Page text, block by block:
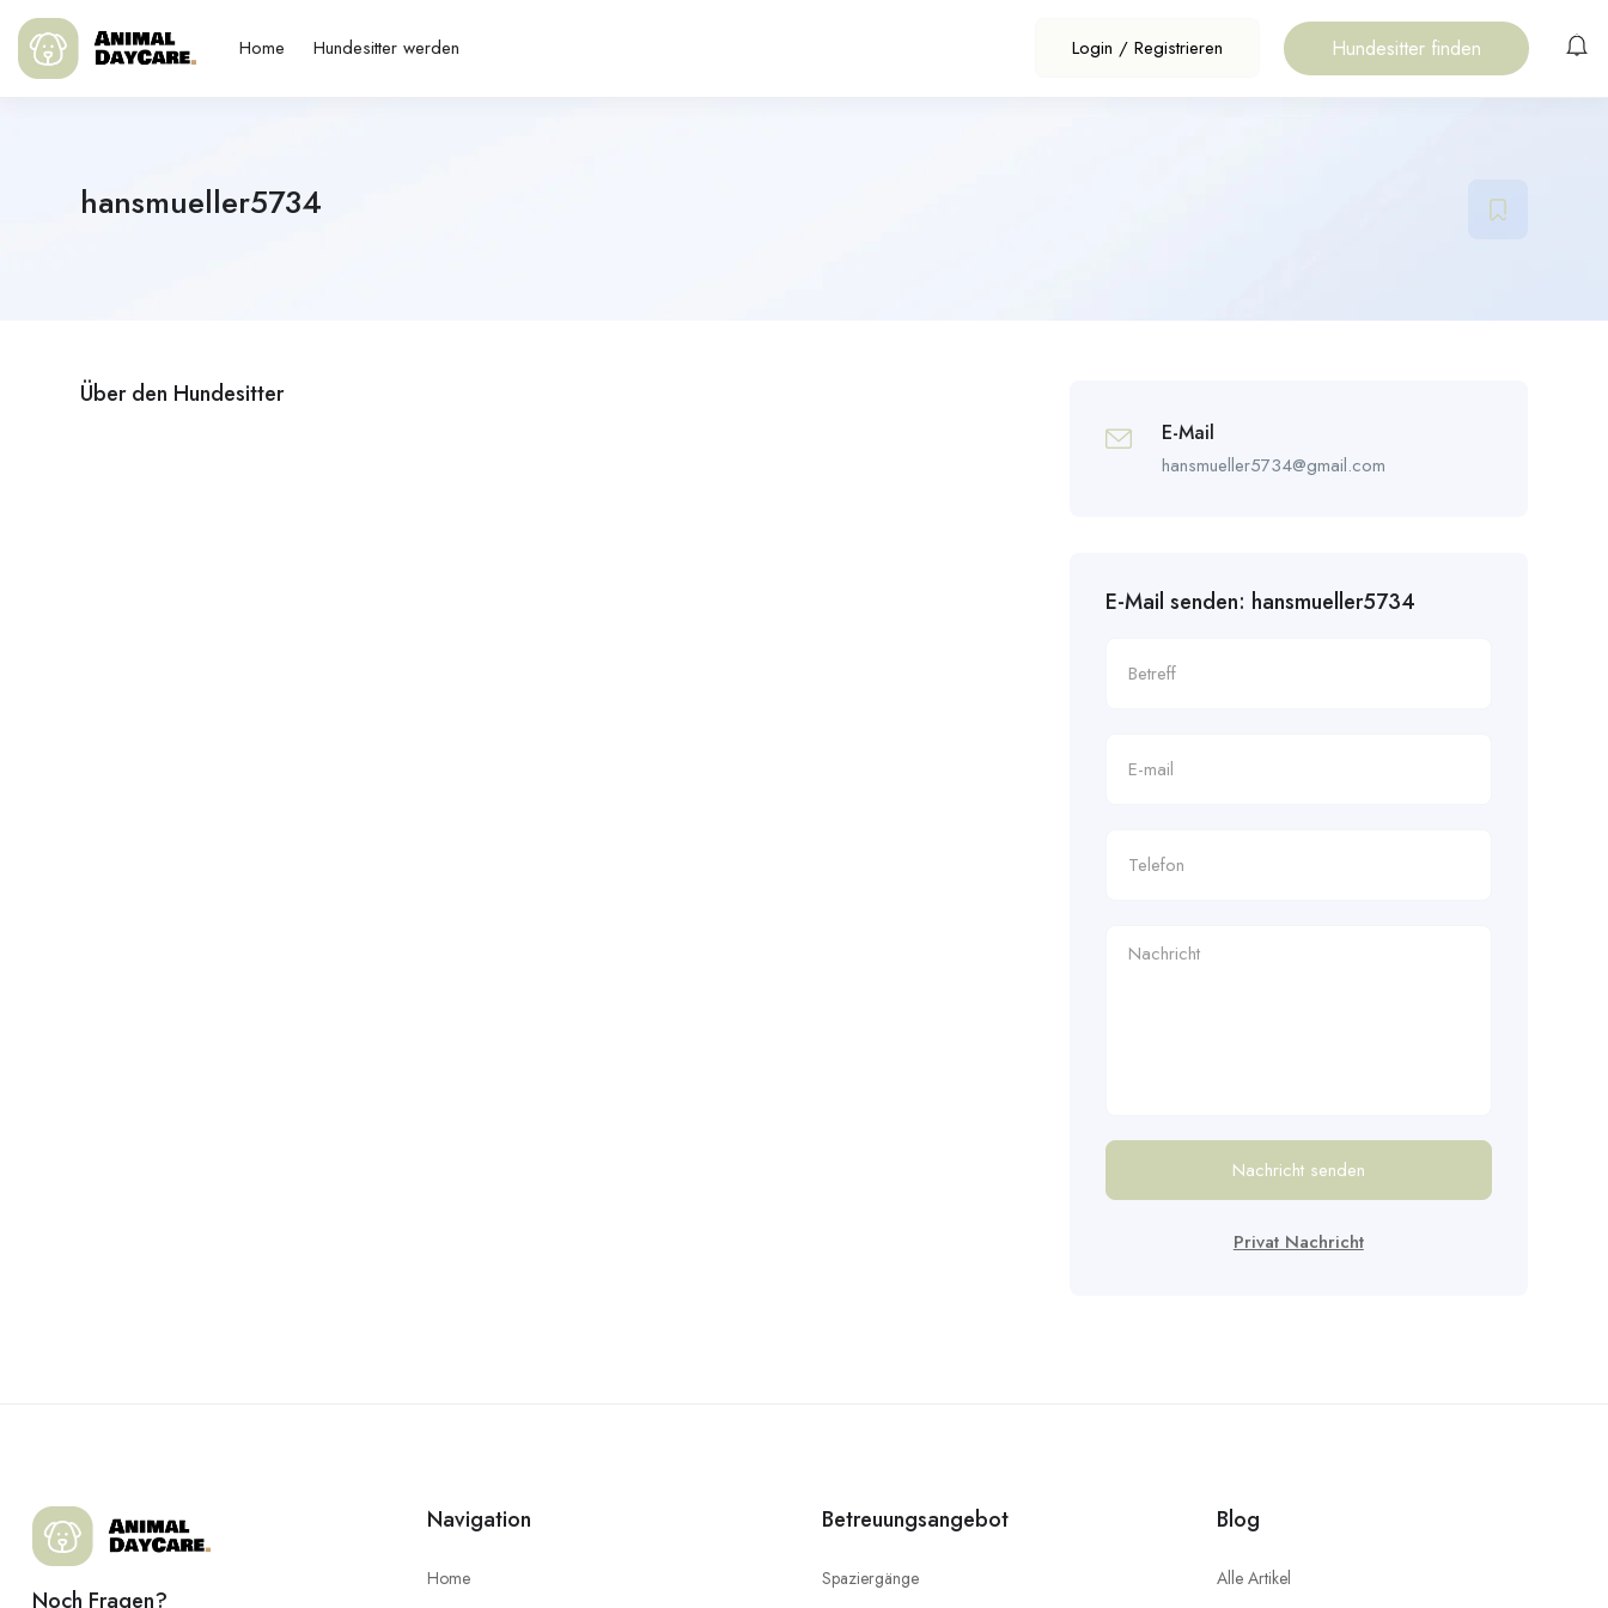
Home Hundesitter werden Login / Registrieren Hundesitter finden
hansmueller5734
Über den Hundesitter
E-Mail
hansmueller5734@gmail.com
E-Mail senden: hansmueller5734
Nachricht senden
Privat Nachricht
Noch Fragen?
Navigation
Home
Betreuungsangebot
Spaziergänge
Blog
Alle Artikel